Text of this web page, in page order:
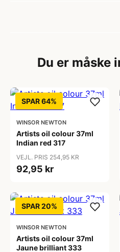
Du er måske
SPAR 64%
WINSOR NEWTON
Artists oil colour 37ml
Indian red 317
VEJL. PRIS 254,95 KR
92,95 kr
SPAR 20%
WINSOR NEWTON
Artists oil colour 37ml
Jaune brilliant 333